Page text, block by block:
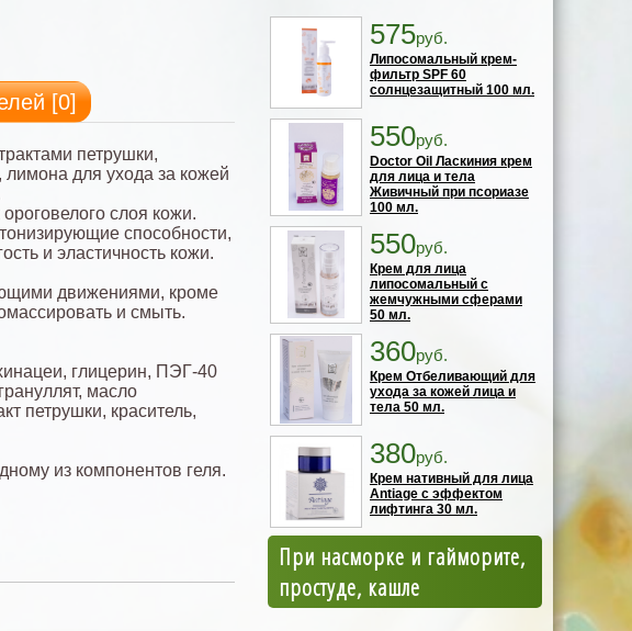
[0]
петрушки,
для ухода за кожей
слоя кожи.
способности,
и эластичность кожи.
движениями, кроме
и смыть.
глицерин, ПЭГ-40
масло
петрушки, краситель,
из компонентов геля.
575руб.
Липосомальный крем-
фильтр SPF 60
солнцезащитный 100 мл.
550руб.
Doctor Oil Ласкиния крем
для лица и тела
Живичный при псориазе
100 мл.
550руб.
Крем для лица
липосомальный с
жемчужными сферами
50 мл.
360руб.
Крем Отбеливающий для
ухода за кожей лица и
тела 50 мл.
380руб.
Крем нативный для лица
Antiage с эффектом
лифтинга 30 мл.
При насморке и гайморите,
простуде, кашле